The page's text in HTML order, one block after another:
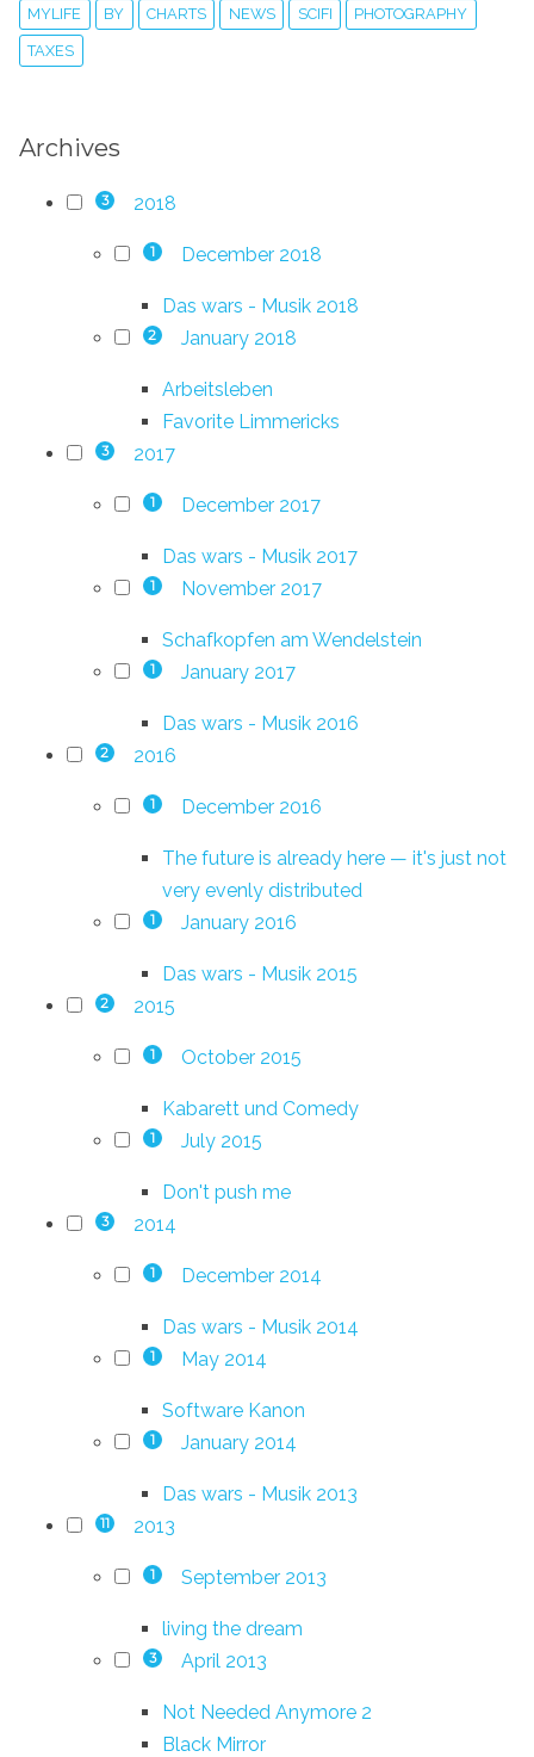
MYLIFE BY CHARTS NEWS SCIFI PHOTOGRAPHY
TAXES
Archives
3 2018
1 December 2018
Das wars - Musik 2018
2 January 2018
Arbeitsleben
Favorite Limmericks
3 2017
1 December 2017
Das wars - Musik 2017
1 November 2017
Schafkopfen am Wendelstein
1 January 2017
Das wars - Musik 2016
2 2016
1 December 2016
The future is already here — it's just not
very evenly distributed
1 January 2016
Das wars - Musik 2015
2 2015
1 October 2015
Kabarett und Comedy
1 July 2015
Don't push me
3 2014
1 December 2014
Das wars - Musik 2014
1 May 2014
Software Kanon
1 January 2014
Das wars - Musik 2013
11 2013
1 September 2013
living the dream
3 April 2013
Not Needed Anymore 2
Black Mirror